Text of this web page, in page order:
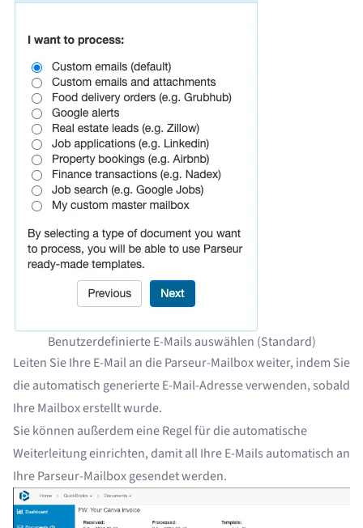
Benutzerdefinierte E-Mails auswählen (Standard)
Leiten Sie Ihre E-Mail an die Parseur-Mailbox weiter, indem Sie
die automatisch generierte E-Mail-Adresse verwenden, sobald
IhreMailbox erstellt wurde.
Sie können außerdemeine Regel für die automatische
Weiterleitungeinrichten, damit all Ihre E-Mails automatisch an
Ihre Parseur-Mailbox gesendet werden.